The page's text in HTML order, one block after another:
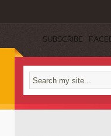
SUBSCRIBE